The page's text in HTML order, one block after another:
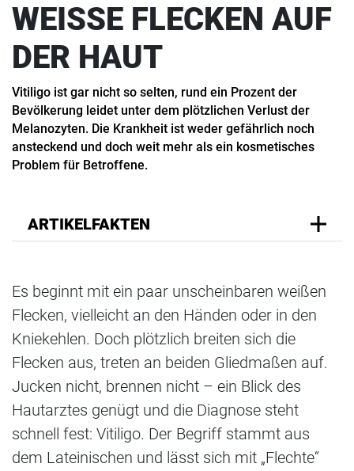
WEISSE FLECKEN AUF
DER HAUT
Vitiligo ist gar nicht so selten, rund ein Prozent der
Bevölkerung leidet unter dem plötzlichen Verlust der
Melanozyten. Die Krankheit ist weder gefährlich noch
ansteckend und doch weit mehr als ein kosmetisches
Problem für Betroffene.
ARTIKELFAKTEN
Es beginnt mit ein paar unscheinbaren weißen
Flecken, vielleicht an den Händen oder in den
Kniekehlen. Doch plötzlich breiten sich die
Flecken aus, treten an beiden Gliedmaßen auf.
Jucken nicht, brennen nicht – ein Blick des
Hautarztes genügt und die Diagnose steht
schnell fest: Vitiligo. Der Begriff stammt aus
dem Lateinischen und lässt sich mit „Flechte“